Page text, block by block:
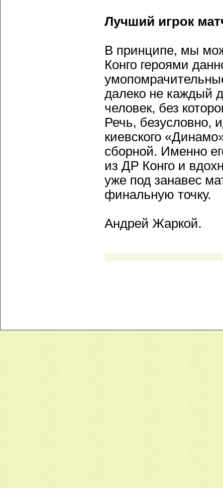
Лучший игрок
В принципе, мы
Конго героями
далеко не каждый
человек, без
Речь, безусловно,
киевского
сборной. Именно
из ДР Конго и
уже под занавес
финальную точку.
Андрей Жаркой.